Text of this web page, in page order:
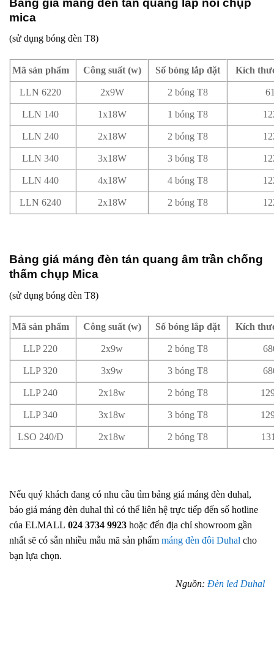
Bảng giá máng đèn tán quang lắp nổi chụp
mica
(sử dụng bóng đèn T8)
Mã sản phẩm Công suất (w) Số bóng lắp đặt Kích
LLN 6220 2x9W 2 bóng T8
LLN 140 1x18W 1 bóng T8
LLN 240 2x18W 2 bóng T8
LLN 340 3x18W 3 bóng T8
LLN 440 4x18W 4 bóng T8
LLN 6240 2x18W 2 bóng T8
Bảng giá máng đèn tán quang âm trần chống
thấm chụp Mica
(sử dụng bóng đèn T8)
Mã sản phẩm Công suất (w) Số bóng lắp đặt Kích
LLP 220 2x9w 2 bóng T8
LLP 320 3x9w 3 bóng T8
LLP 240 2x18w 2 bóng T8
LLP 340 3x18w 3 bóng T8
LSO 240/D 2x18w 2 bóng T8
Nếu quý khách đang có nhu cầu tìm bảng giá máng đèn duhal,
báo giá máng đèn duhal thì có thể liên hệ trực tiếp đến số hotline
của ELMALL 024 3734 9923 hoặc đến địa chỉ showroom gần
nhất sẽ có sẵn nhiều mẫu mã sản phẩm máng đèn đôi Duhal cho
bạn lựa chọn.
Nguồn: Đèn led Duhal